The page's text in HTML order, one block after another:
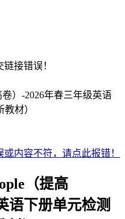
接错误！
内容不符，请点此报错！
（提高
语下册单元检测